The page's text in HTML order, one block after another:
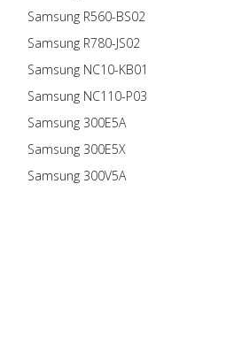
Samsung R560-BS02
Samsung R780-JS02
Samsung NC10-KB01
Samsung NC110-P03
Samsung 300E5A
Samsung 300E5X
Samsung 300V5A